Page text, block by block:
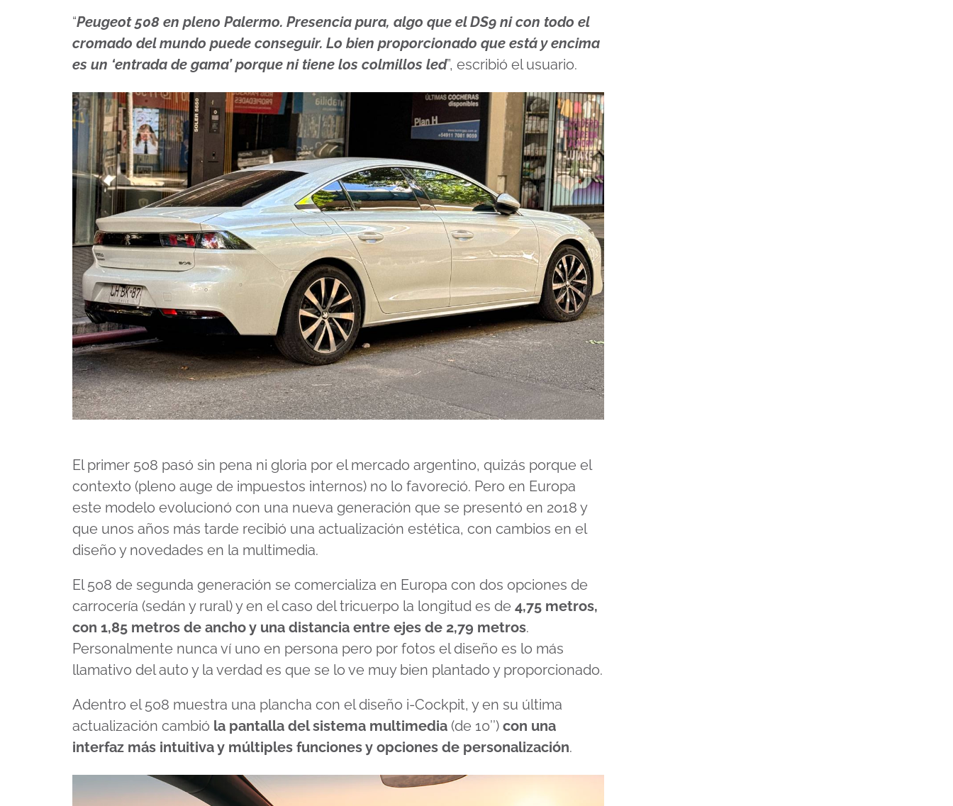
“Peugeot 508 en pleno Palermo. Presencia pura, algo que el DS9 ni con todo el
cromado del mundo puede conseguir. Lo bien proporcionado que está y encima
es un ‘entrada de gama’ porque ni tiene los colmillos led”, escribió el usuario.
El primer 508 pasó sin pena ni gloria por el mercado argentino, quizás porque el
contexto (pleno auge de impuestos internos) no lo favoreció. Pero en Europa
este modelo evolucionó con una nueva generación que se presentó en 2018 y
que unos años más tarde recibió una actualización estética, con cambios en el
diseño y novedades en la multimedia.
El 508 de segunda generación se comercializa en Europa con dos opciones de
carrocería (sedán y rural) y en el caso del tricuerpo la longitud es de 4,75 metros,
con 1,85 metros de ancho y una distancia entre ejes de 2,79 metros.
Personalmente nunca ví uno en persona pero por fotos el diseño es lo más
llamativo del auto y la verdad es que se lo ve muy bien plantado y proporcionado.
Adentro el 508 muestra una plancha con el diseño i-Cockpit, y en su última
actualización cambió la pantalla del sistema multimedia (de 10’’) con una
interfaz más intuitiva y múltiples funciones y opciones de personalización.